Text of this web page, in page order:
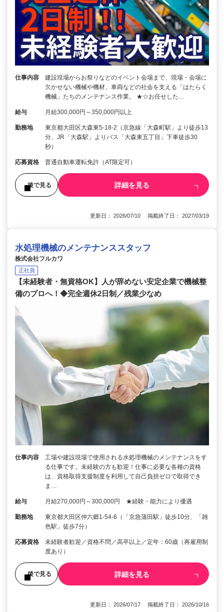
仕事内容
建設現場からお祭りなどのイベント会場まで、現場・会場に
欠かせない機械や機材、車両などの社会を支える「はたらく
機械」たちのメンテナンス作業。 ★☆お任せした…
給与 月給300,000円～350,000円以上
勤務地
東京都大田区大森東5-18-2（京急線「大森町駅」より徒歩13
分、JR「大森駅」よりバス「大森東五丁目」下車徒歩30
秒）
応募資格 普通自動車運転免許（AT限定可）
後で見る 詳細を見る
更新日： 2026/07/10 掲載終了日： 2027/03/19
水処理機械のメンテナンススタッフ
株式会社フルカワ
正社員
【未経験者・無資格OK】人が辞めない安定企業で機械整
備のプロへ！◆完全週休2日制／残業少なめ
仕事内容
工場や建設現場で使用される水処理機械のメンテナンスをす
る仕事です。未経験の方も歓迎！仕事に必要な各種の資格
は、資格取得支援制度を利用して自己負担ゼロで取得でき
ま…
給与 月給270,000円～300,000円 ★経験・能力により優遇
勤務地
東京都大田区仲六郷1-54-6（「京急蒲田駅」徒歩10分、「雑
色駅」徒歩7分）
応募資格
未経験者歓迎／資格不問／高卒以上／定年：60歳（再雇用制
度あり）
後で見る 詳細を見る
更新日： 2026/07/17 掲載終了日： 2026/10/16